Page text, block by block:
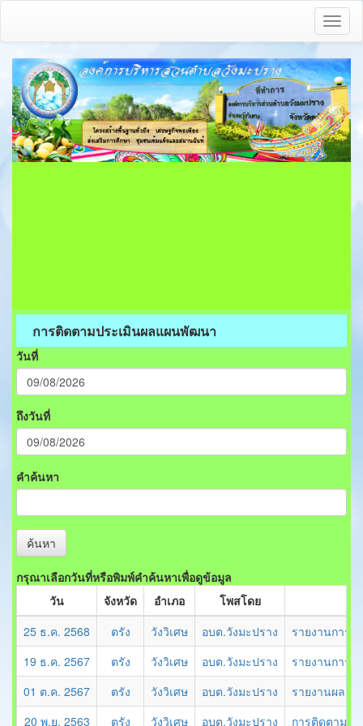
การติดตามประเมินผลแผนพัฒนา
วันที่
ถึงวันที่
คำค้นหา
ค้นหา
กรุณาเลือกวันที่หรือพิมพ์คำค้นหาเพื่อดูข้อมูล
วัน
จังหวัด อำเภอ
โพสโดย
25 ธ.ค. 2568
ตรัง วังวิเศษ อบต.วังมะปราง
รายงานการ
19 ธ.ค. 2567
ตรัง วังวิเศษ อบต.วังมะปราง
รายงานการ
01 ต.ค. 2567
ตรัง วังวิเศษ อบต.วังมะปราง
รายงานผลก
20 พ.ย. 2563
ตรัง วังวิเศษ อบต.วังมะปราง การติดตามแ